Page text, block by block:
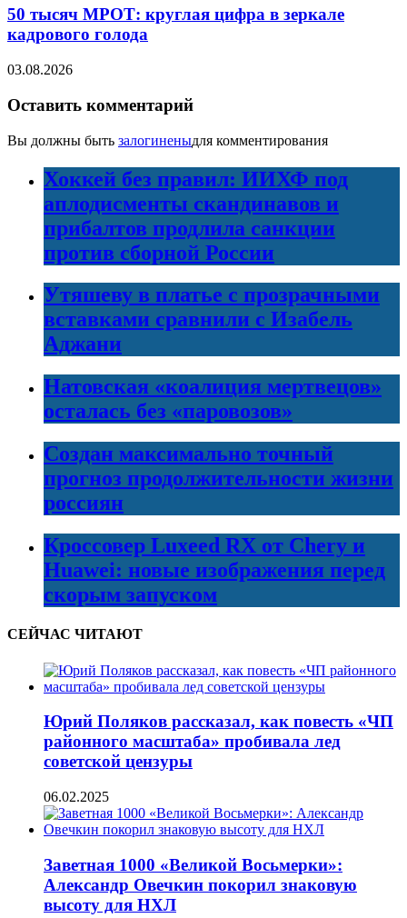
50 тысяч МРОТ: круглая цифра в зеркале
кадрового голода
03.08.2026
Оставить комментарий
Вы должны быть залогиненыдля комментирования
Хоккей без правил: ИИХФ под
аплодисменты скандинавов и
прибалтов продлила санкции
против сборной России
Утяшеву в платье с прозрачными
вставками сравнили с Изабель
Аджани
Натовская «коалиция мертвецов»
осталась без «паровозов»
Создан максимально точный
прогноз продолжительности жизни
россиян
Кроссовер Luxeed RX от Chery и
Huawei: новые изображения перед
скорым запуском
СЕЙЧАС ЧИТАЮТ
Юрий Поляков рассказал, как повесть «ЧП
районного масштаба» пробивала лед
советской цензуры
06.02.2025
Заветная 1000 «Великой Восьмерки»:
Александр Овечкин покорил знаковую
высоту для НХЛ